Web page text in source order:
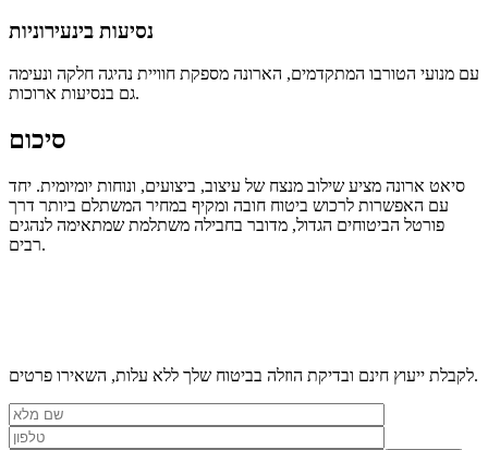
נסיעות בינעירוניות
עם מנועי הטורבו המתקדמים, הארונה מספקת חוויית נהיגה חלקה ונעימה
גם בנסיעות ארוכות.
סיכום
סיאט ארונה מציע שילוב מנצח של עיצוב, ביצועים, ונוחות יומיומית. יחד
עם האפשרות לרכוש ביטוח חובה ומקיף במחיר המשתלם ביותר דרך
פורטל הביטוחים הגדול, מדובר בחבילה משתלמת שמתאימה לנהגים
רבים.
לקבלת ייעוץ חינם ובדיקת הוזלה בביטוח שלך ללא עלות, השאירו פרטים.